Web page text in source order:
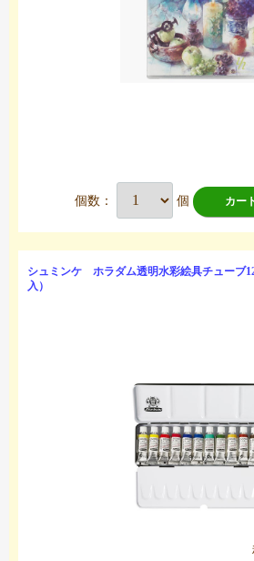
個数： 個 カー
シュミンケ ホラダム透明水彩絵具チューブ
入）